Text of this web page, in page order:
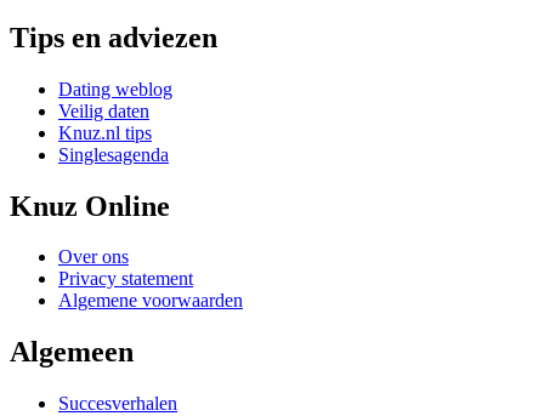
Tips en adviezen
Dating weblog
Veilig daten
Knuz.nl tips
Singlesagenda
Knuz Online
Over ons
Privacy statement
Algemene voorwaarden
Algemeen
Succesverhalen